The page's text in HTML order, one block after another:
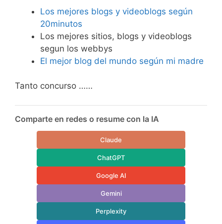
Los mejores blogs y videoblogs según
20minutos
Los mejores sitios, blogs y videoblogs
segun los webbys
El mejor blog del mundo según mi madre
Tanto concurso ……
Comparte en redes o resume con la IA
Claude
ChatGPT
Google AI
Gemini
Perplexity